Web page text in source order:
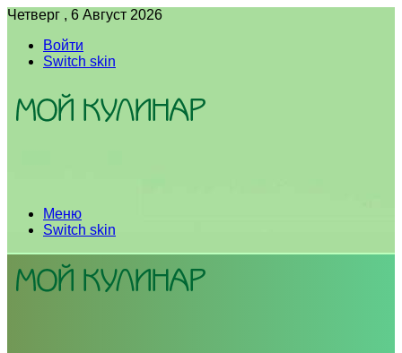
Четверг , 6 Август 2026
Войти
Switch skin
Меню
Switch skin